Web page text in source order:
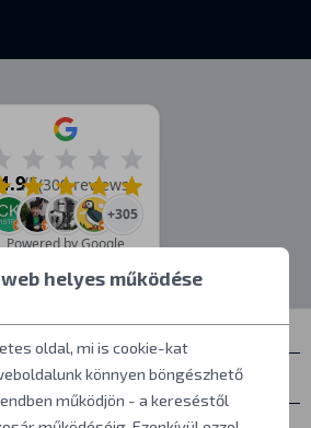
/5(309 reviews)
+305
Powered by Google
web helyes működése
oldal, mi is cookie-kat
könnyen böngészhető
működjön - a kereséstől